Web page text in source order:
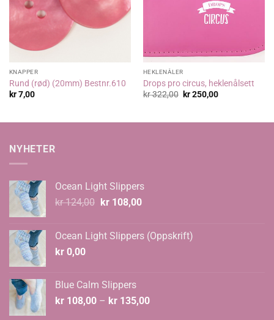
KNAPPER
Rund (rød) (20mm) Bestnr.610
kr7,00
HEKLENÅLER
Drops pro circus, heklenålsett
kr322,00 Opprinnelig
kr250,00Nåværende
NYHETER
Ocean Light Slippers
kr124,00 Opprinnelig
kr 124,00.
kr108,00Nåværende
kr 108,00.
Ocean Light Slippers (Oppskrift)
kr 0,00
Blue Calm Slippers
kr 108,00 – kr 135,00Prisområde: